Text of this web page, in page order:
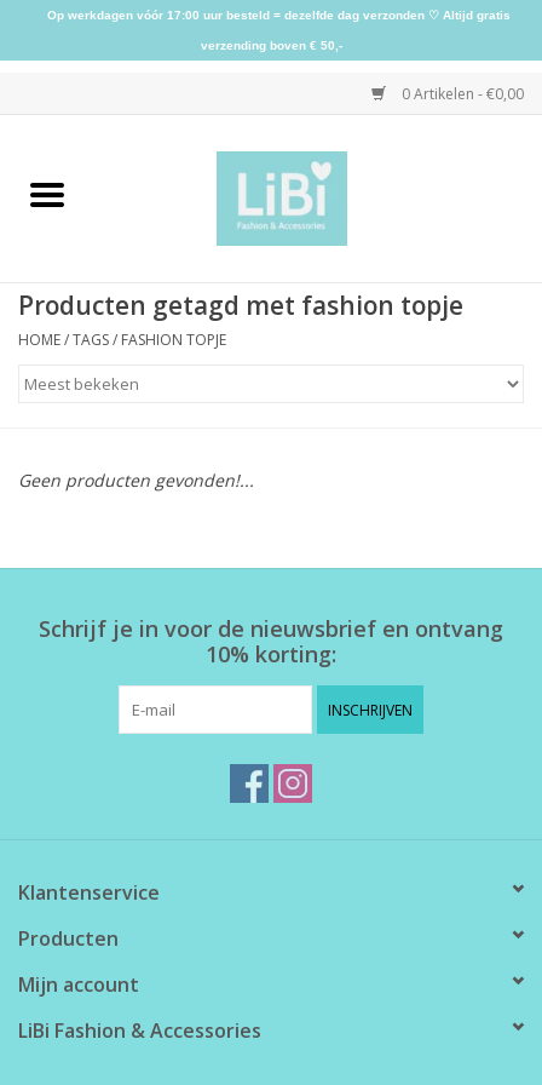
0 Artikelen - €0,00
Home
Schoenen
Herensokken
Producten getagd met fashion topje
HOME/TAGS/ FASHION TOPJE
Geen producten gevonden!...
Schrijf je in voor de nieuwsbrief en ontvang
10% korting:
INSCHRIJVEN
Klantenservice
Producten
Mijn account
LiBi Fashion & Accessories
Op werkdagen vóór 17:00 uur besteld = dezelfde dag verzonden ♡ Altijd gratis
verzending boven € 50,-